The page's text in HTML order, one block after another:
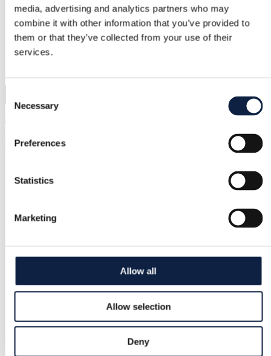
media, advertising and analytics partners who may
combine it with other information that you’ve provided to
them or that they’ve collected from your use of their
services.
Selection
Necessary
Preferences
Statistics
Marketing
Allow all
Allow selection
Deny
75,00 €